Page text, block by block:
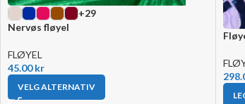
+29
Nervøs fløyel
FLØYEL
45.00kr
VELG ALTERNATIV